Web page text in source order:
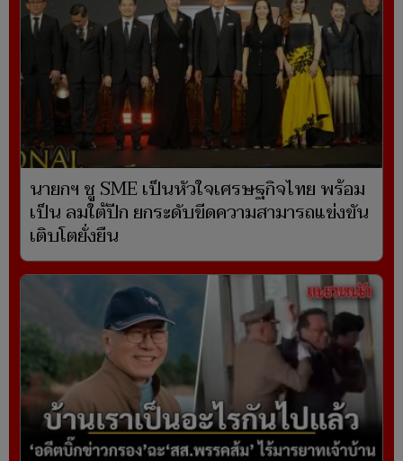
นายกฯ ชู SME เป็นหัวใจเศรษฐกิจไทย พร้อม
เป็น ลมใต้ปีก ยกระดับขีดความสามารถแข่งขัน
เติบโตยั่งยืน